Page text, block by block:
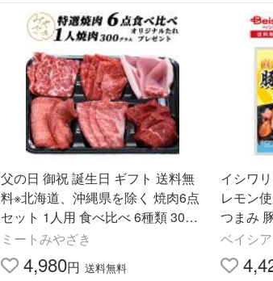
父の日 御祝 誕生日 ギフト 送料無
料※北海道、沖縄県を除く 焼肉6点
セット 1人用 食べ比べ 6種類 300g
冷凍 / 冷蔵 牛肉 豚肉 牛タン 赤身
霜降り
ミートみやざき
4,980円 送料無料
イシワ
レモン
つまみ
焼肉 惣
ベイシ